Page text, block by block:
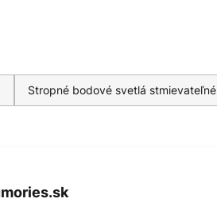
Stropné bodové svetlá stmievateľné